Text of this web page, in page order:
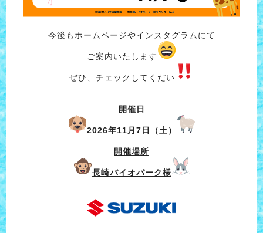
今後もホームページやインスタグラムにて
ご案内いたします
ぜひ、チェックしてくだい
開催日
2026年11月7日（土）
開催場所
長崎バイオパーク様